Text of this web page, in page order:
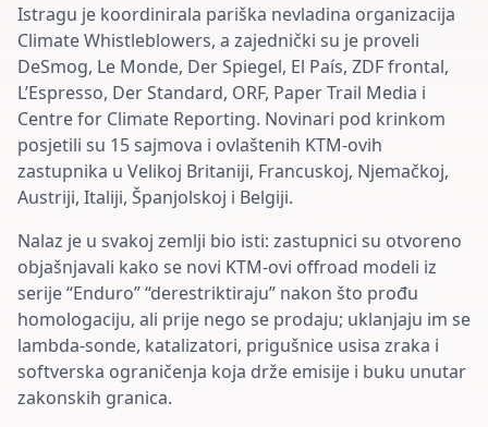
Istragu je koordinirala pariška nevladina organizacija
Climate Whistleblowers, a zajednički su je proveli
DeSmog, Le Monde, Der Spiegel, El País, ZDF frontal,
L’Espresso, Der Standard, ORF, Paper Trail Media i
Centre for Climate Reporting. Novinari pod krinkom
posjetili su 15 sajmova i ovlaštenih KTM-ovih
zastupnika u Velikoj Britaniji, Francuskoj, Njemačkoj,
Austriji, Italiji, Španjolskoj i Belgiji.
Nalaz je u svakoj zemlji bio isti: zastupnici su otvoreno
objašnjavali kako se novi KTM-ovi offroad modeli iz
serije “Enduro” “derestriktiraju” nakon što prođu
homologaciju, ali prije nego se prodaju; uklanjaju im se
lambda-sonde, katalizatori, prigušnice usisa zraka i
softverska ograničenja koja drže emisije i buku unutar
zakonskih granica.